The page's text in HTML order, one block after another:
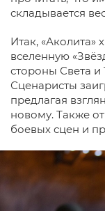
складывается
Итак, «Аколита»
вселенную
стороны Света
Сценаристы
предлагая
новому. Также
боевых сцен и